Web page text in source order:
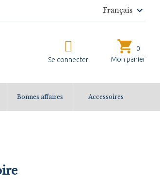
Français 
shopping_cart
0
Mon panier
Se connecter
Bonnes affaires Accessoires